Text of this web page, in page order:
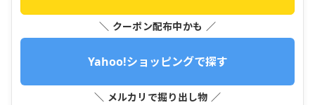
＼ クーポン配布中かも ／
Yahoo!ショッピングで探す
＼ メルカリで掘り出し物 ／